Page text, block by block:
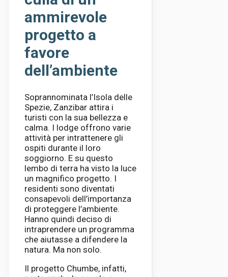
ammirevole
progetto a
favore
dell’ambiente
Soprannominata l’Isola delle
Spezie, Zanzibar attira i
turisti con la sua bellezza e
calma. I lodge offrono varie
attività per intrattenere gli
ospiti durante il loro
soggiorno. E su questo
lembo di terra ha visto la luce
un magnifico progetto. I
residenti sono diventati
consapevoli dell’importanza
di proteggere l’ambiente.
Hanno quindi deciso di
intraprendere un programma
che aiutasse a difendere la
natura. Ma non solo.
Il progetto Chumbe, infatti,